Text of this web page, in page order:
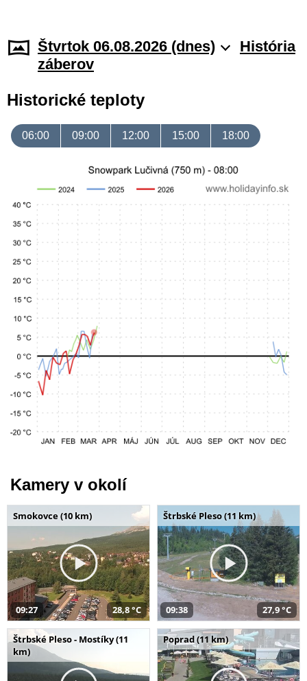
Štvrtok 06.08.2026 (dnes)
História
záberov
Historické teploty
06:00 09:00 12:00 15:00 18:00
Kamery v okolí
Smokovce (10 km)
09:27 28,8 °C
Štrbské Pleso (11 km)
09:38 27,9 °C
Štrbské Pleso - Mostíky (11
km)
Poprad (11 km)